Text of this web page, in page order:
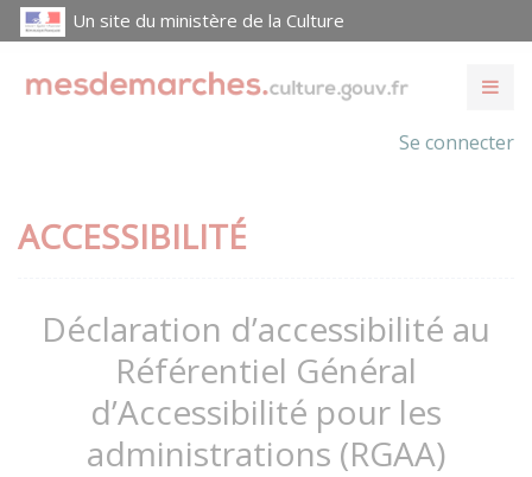
Un site du ministère de la Culture
Se connecter
ACCESSIBILITÉ
Déclaration d’accessibilité au
Référentiel Général
d’Accessibilité pour les
administrations (RGAA)